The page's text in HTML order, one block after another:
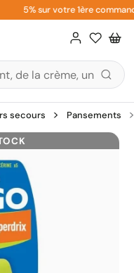
5% sur votre 1ère
secours Pansements